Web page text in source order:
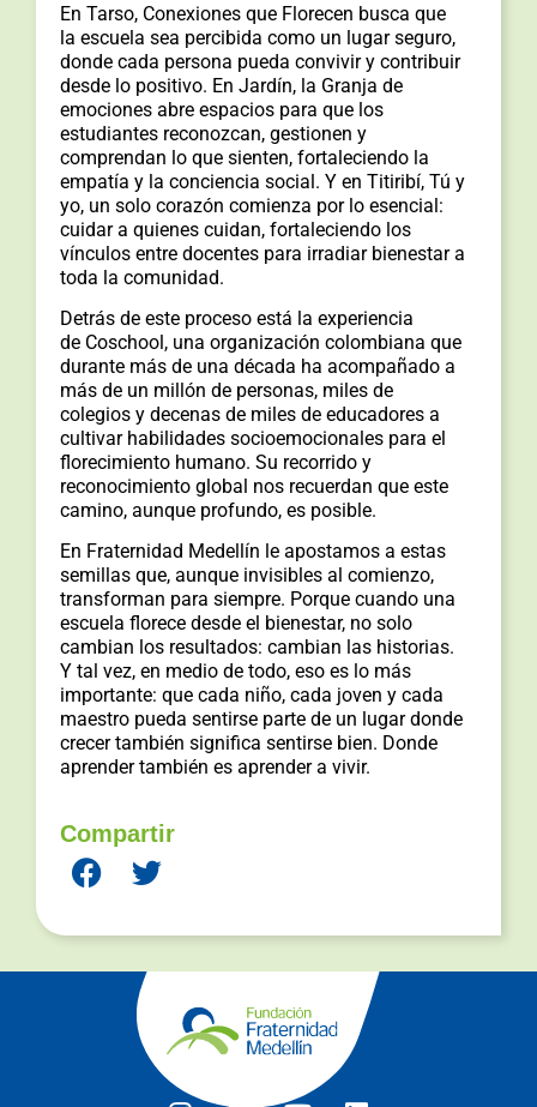
En Tarso, Conexiones que Florecen busca que
la escuela sea percibida como un lugar seguro,
donde cada persona pueda convivir y contribuir
desde lo positivo. En Jardín, la Granja de
emociones abre espacios para que los
estudiantes reconozcan, gestionen y
comprendan lo que sienten, fortaleciendo la
empatía y la conciencia social. Y en Titiribí, Tú y
yo, un solo corazón comienza por lo esencial:
cuidar a quienes cuidan, fortaleciendo los
vínculos entre docentes para irradiar bienestar a
toda la comunidad.
Detrás de este proceso está la experiencia
de Coschool, una organización colombiana que
durante más de una década ha acompañado a
más de un millón de personas, miles de
colegios y decenas de miles de educadores a
cultivar habilidades socioemocionales para el
florecimiento humano. Su recorrido y
reconocimiento global nos recuerdan que este
camino, aunque profundo, es posible.
En Fraternidad Medellín le apostamos a estas
semillas que, aunque invisibles al comienzo,
transforman para siempre. Porque cuando una
escuela florece desde el bienestar, no solo
cambian los resultados: cambian las historias.
Y tal vez, en medio de todo, eso es lo más
importante: que cada niño, cada joven y cada
maestro pueda sentirse parte de un lugar donde
crecer también significa sentirse bien. Donde
aprender también es aprender a vivir.
Compartir